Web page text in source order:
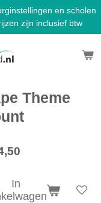
en scholen
zijn inclusief btw
Theme
In